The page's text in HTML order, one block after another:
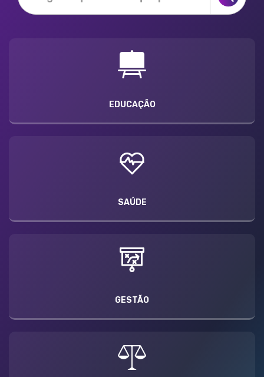
EDUCAÇÃO
SAÚDE
GESTÃO